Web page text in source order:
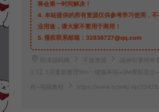
将会第一时间解决！
4. 本站提供的所有资源仅供参考学习使用，
业用途，请大家不要用于商用！
5. 侵权联系邮箱：32838727@qq.com
阿泽源码网 手游资源
战神引擎传奇
3.1]】5月最新整理Win一键服务端+GM授权后台
程+视频教程 https://www.lyzwlkj.vip/33428/